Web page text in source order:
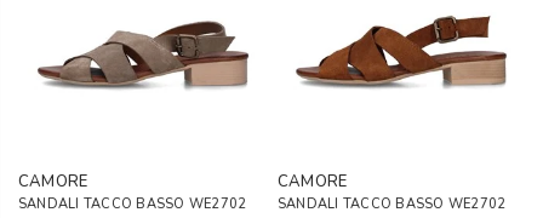
CAMORE
SANDALI TACCO BASSO WE2702
CAMORE
SANDALI TACCO BASSO WE2702